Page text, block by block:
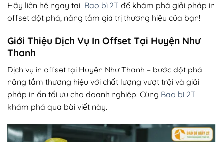
Hãy liên hệ ngay tại Bao bì 2T để khám phá giải pháp in
offset đột phá, nâng tầm giá trị thương hiệu của bạn!
Giới Thiệu Dịch Vụ In Offset Tại Huyện Như
Thanh
Dịch vụ in offset tại Huyện Như Thanh – bước đột phá
nâng tầm thương hiệu với chất lượng vượt trội và giải
pháp in ấn tối ưu cho doanh nghiệp. Cùng Bao bì 2T
khám phá qua bài viết này.